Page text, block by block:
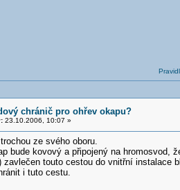
chránič pro ohřev okapu?
23.10.2006, 10:07 »
ze svého oboru.
bude kovový a připojený na
touto cestou do vnitřní instalace
i tuto cestu.